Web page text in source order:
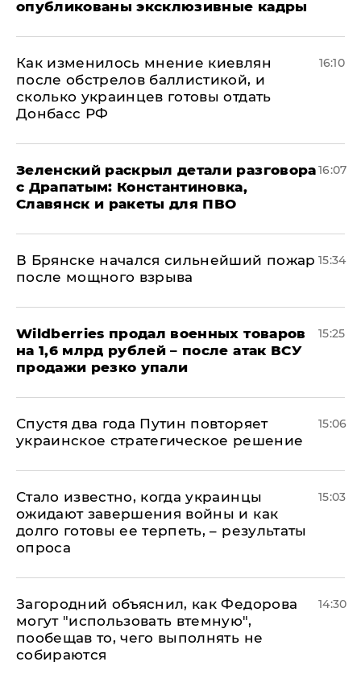
опубликованы эксклюзивные кадры
Как изменилось мнение киевлян
после обстрелов баллистикой, и
сколько украинцев готовы отдать
Донбасс РФ
16:10
​Зеленский раскрыл детали разговора
с Драпатым: Константиновка,
Славянск и ракеты для ПВО
16:07
В Брянске начался сильнейший пожар
после мощного взрыва
15:34
​Wildberries продал военных товаров
на 1,6 млрд рублей – после атак ВСУ
продажи резко упали
15:25
Спустя два года Путин повторяет
украинское стратегическое решение
15:06
Стало известно, когда украинцы
ожидают завершения войны и как
долго готовы ее терпеть, – результаты
опроса
15:03
Загородний объяснил, как Федорова
могут "использовать втемную",
пообещав то, чего выполнять не
собираются
14:30